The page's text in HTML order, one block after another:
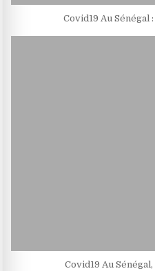
Covid19 Au Sénégal
Covid19 Au